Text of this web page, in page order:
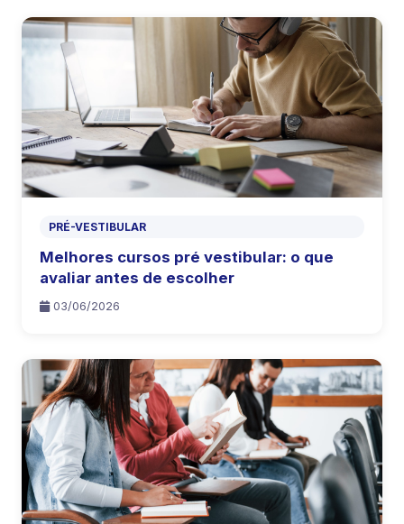
PRÉ-VESTIBULAR
Melhores cursos pré vestibular: o que
avaliar antes de escolher
03/06/2026